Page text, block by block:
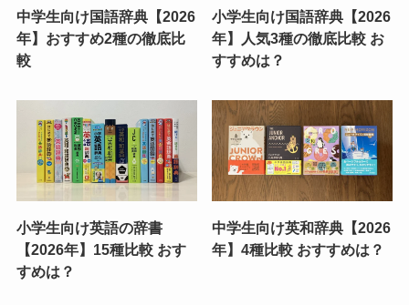
中学生向け国語辞典【2026
年】おすすめ2種の徹底比
較
小学生向け国語辞典【2026
年】人気3種の徹底比較 お
すすめは？
小学生向け英語の辞書
【2026年】15種比較 おす
すめは？
中学生向け英和辞典【2026
年】4種比較 おすすめは？